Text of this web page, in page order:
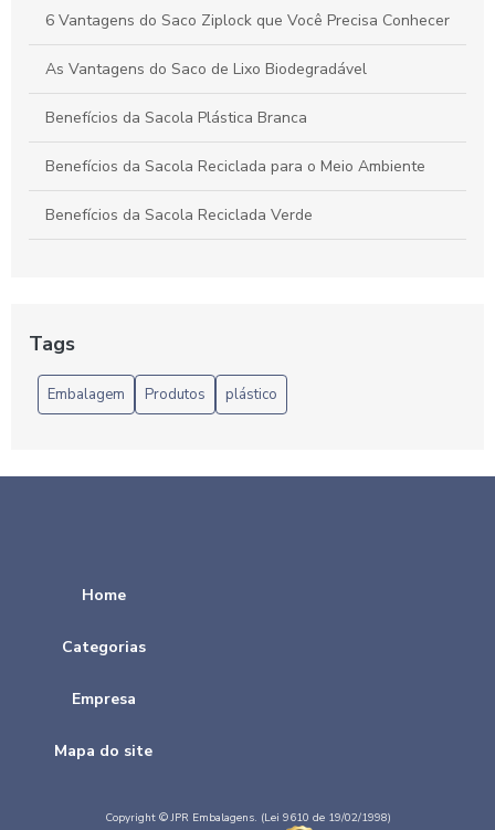
6 Vantagens do Saco Ziplock que Você Precisa Conhecer
As Vantagens do Saco de Lixo Biodegradável
Benefícios da Sacola Plástica Branca
Benefícios da Sacola Reciclada para o Meio Ambiente
Benefícios da Sacola Reciclada Verde
Benefícios da Sacola Reciclada para o Meio Ambiente
a Dia
Bobina de adesivo é a solução ideal para personalização e
organização de projetos. Descubra suas aplicações e
Tags
Embalagem Produtos plástico
Home
Categorias
Empresa
Mapa do site
Copyright © JPR Embalagens. (Lei 9610 de 19/02/1998)